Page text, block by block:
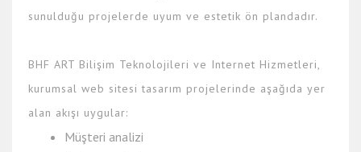
sunulduğu projelerde uyum ve estetik ön plandadır.
BHF ART Bilişim Teknolojileri ve Internet Hizmetleri,
kurumsal web sitesi tasarım projelerinde aşağıda yer
alan akışı uygular:
Müşteri analizi